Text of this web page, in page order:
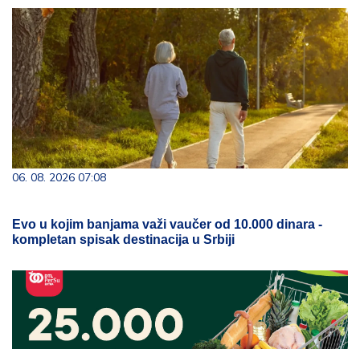
06. 08. 2026 07:08
Evo u kojim banjama važi vaučer od 10.000 dinara -
kompletan spisak destinacija u Srbiji